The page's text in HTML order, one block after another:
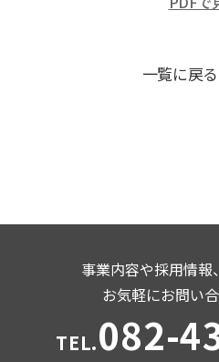
一覧に戻る
事業内容や採用情報
お気軽にお問い
TEL.082-